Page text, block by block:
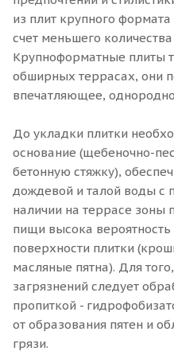
из плит крупного формата
счет меньшего
Крупноформатные плиты
обширных террасах, они
впечатляющее,
До укладки плитки
основание (щебеночно-
бетонную стяжку),
дождевой и талой воды с
наличии на террасе зоны
пищи высока вероятность
поверхности плитки
масляные пятна). Для
загрязнений следует
пропиткой -
от образования пятен и
грязи.